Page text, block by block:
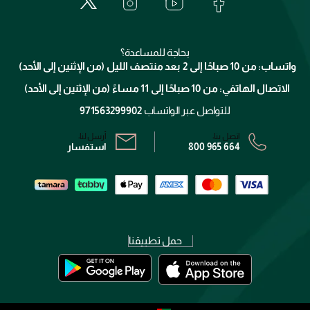
الإرجاع
برنامج الولاء ميوز
الشروط و الأحكام
سياسة الخصوصية
بحاجة للمساعدة؟
واتساب: من 10 صباحًا إلى 2 بعد منتصف الليل (من الإثنين إلى الأحد)
الاتصال الهاتفي: من 10 صباحًا إلى 11 مساءً (من الإثنين إلى الأحد)
للتواصل عبر الواتساب 971563299902
اتصل بنا:
800 965 664
أرسل لنا:
استفسار
حمل تطبيقنا